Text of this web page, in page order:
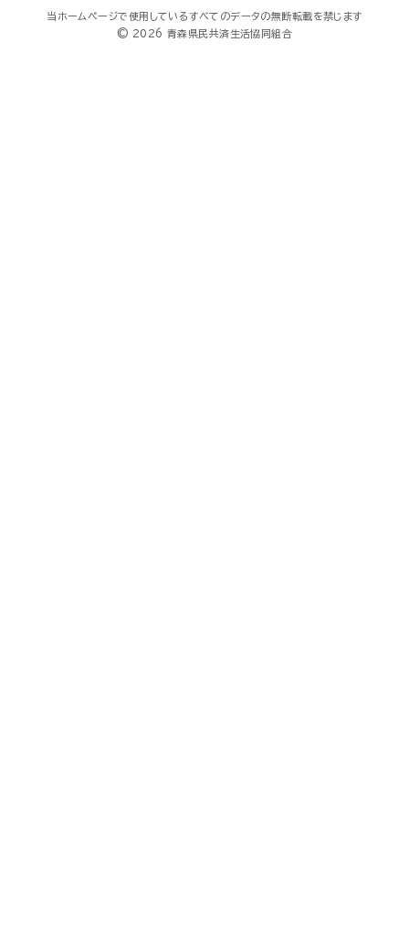
当ホームページで使用しているすべてのデータの無断転載を禁じます
© 2026 青森県民共済生活協同組合